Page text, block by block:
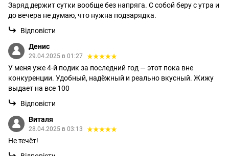
Заряд держит сутки вообще без напряга. С собой беру с утра и
до вечера не думаю, что нужна подзарядка.
Відповісти
Денис
29.04.2025 в 01:27
У меня уже 4-й подик за последний год — этот пока вне
конкуренции. Удобный, надёжный и реально вкусный. Жижу
выдает на все 100
Відповісти
Виталя
28.04.2025 в 03:13
Не течёт!